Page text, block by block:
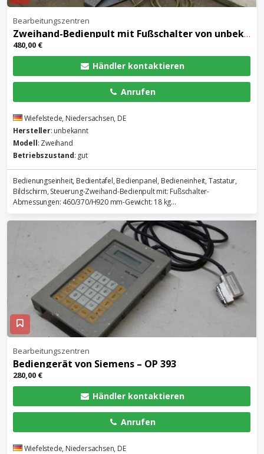
Bearbeitungszentren
Zweihand-Bedienpult mit Fußschalter von unbekannt – Zweihand
480,00 €
Händler kontaktieren
Anrufen
Wiefelstede, Niedersachsen, DE
Hersteller: unbekannt
Modell: Zweihand
Betriebszustand: gut
Bedienungseinheit, Bedientafel, Bedienpanel, Bedieneinheit, Tastatur,
Bildschirm, Steuerung-Zweihand-Bedienpult mit: Fußschalter-
Abmessungen: 460/370/H920 mm-Gewicht: 18 kg...
Bearbeitungszentren
Bediengerät von Siemens – OP 393
280,00 €
Händler kontaktieren
Anrufen
Wiefelstede, Niedersachsen, DE